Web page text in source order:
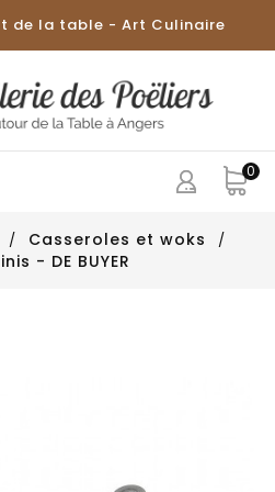
de la table - Art Culinaire
0
Casseroles et woks
- DE BUYER